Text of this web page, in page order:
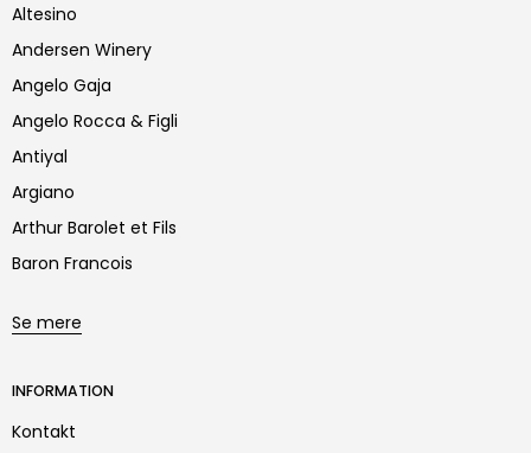
Altesino
Andersen Winery
Angelo Gaja
Angelo Rocca & Figli
Antiyal
Argiano
Arthur Barolet et Fils
Baron Francois
Se mere
INFORMATION
Kontakt